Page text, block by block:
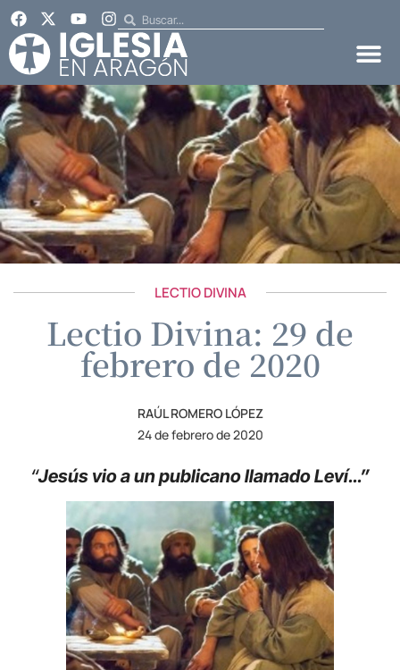
LECTIO DIVINA
Lectio Divina: 29 de
febrero de 2020
RAÚL ROMERO LÓPEZ
24 de febrero de 2020
“Jesús vio a un publicano llamado Leví…”